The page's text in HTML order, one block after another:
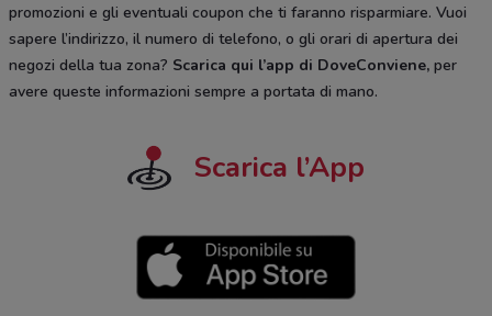
promozioni e gli eventuali coupon che ti faranno risparmiare. Vuoi
sapere l’indirizzo, il numero di telefono, o gli orari di apertura dei
negozi della tua zona? Scarica qui l’app di DoveConviene, per
avere queste informazioni sempre a portata di mano.
Scarica l’App